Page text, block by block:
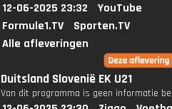
12-06-2025 23:32
YouTube
Formule1.TV
Sporten.TV
Alle afleveringen
Duitsland Slovenië EK U21
Van dit programma is geen informatie